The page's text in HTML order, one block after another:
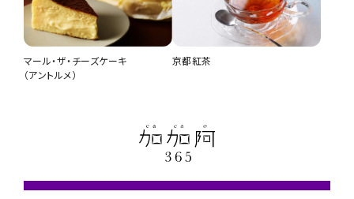
マール・ザ・チーズケーキ
（アントルメ）
京都紅茶